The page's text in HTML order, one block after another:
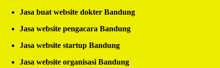
Jasa buat website dokter Bandung
Jasa website pengacara Bandung
Jasa website startup Bandung
Jasa website organisasi Bandung